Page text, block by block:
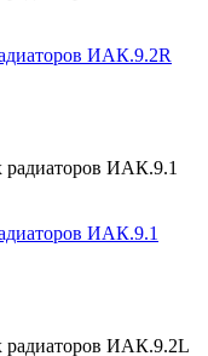
ИАК.9.2R
ИАК.9.1